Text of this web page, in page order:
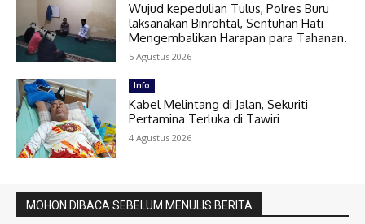
Wujud kepedulian Tulus, Polres Buru
laksanakan Binrohtal, Sentuhan Hati
Mengembalikan Harapan para Tahanan.
5 Agustus 2026
Info
Kabel Melintang di Jalan, Sekuriti
Pertamina Terluka di Tawiri
4 Agustus 2026
MOHON DIBACA SEBELUM MENULIS BERITA